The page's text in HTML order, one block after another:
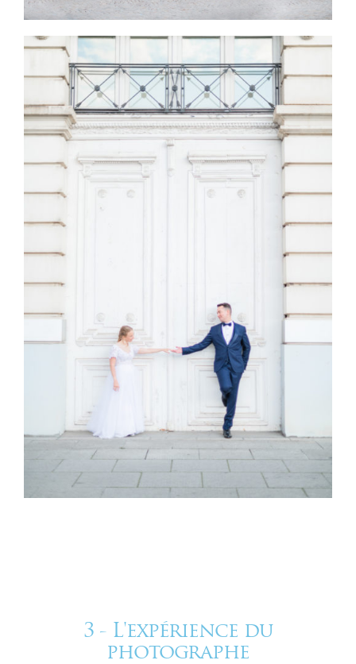
3 - L'expérience du
photographe